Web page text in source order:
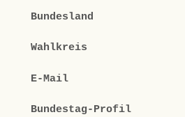
Bundesland
Wahlkreis
E-Mail
Bundestag-Profil